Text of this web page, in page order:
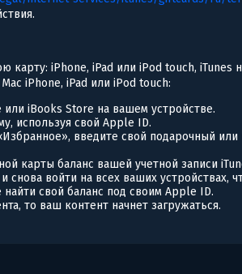
карту: iPhone, iPad или iPod touch, iTunes
iPhone, iPad или iPod touch:
iBooks Store на вашем устройстве.
используя свой Apple ID.
введите свой подарочный или
карты баланс вашей учетной записи
снова войти на всех ваших устройствах,
свой баланс под своим Apple ID.
то ваш контент начнет загружаться.